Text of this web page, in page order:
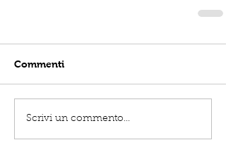
Commenti
Scrivi un commento...